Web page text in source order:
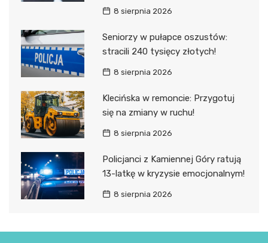
8 sierpnia 2026
Seniorzy w pułapce oszustów:
stracili 240 tysięcy złotych!
8 sierpnia 2026
Klecińska w remoncie: Przygotuj
się na zmiany w ruchu!
8 sierpnia 2026
Policjanci z Kamiennej Góry ratują
13-latkę w kryzysie emocjonalnym!
8 sierpnia 2026